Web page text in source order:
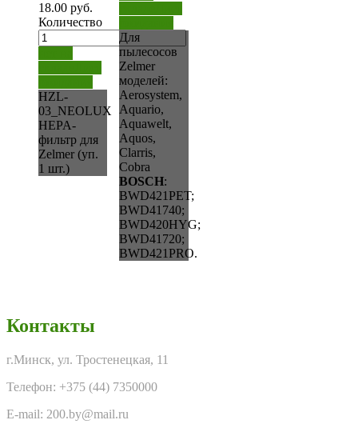
18.00 руб.
Количество
HZL-
03_NEOLUX
HEPA-
фильтр для
Zelmer (уп.
1 шт.)
Для
пылесосов
Zelmer
моделей:
Aerosystem,
Aquario,
Aquawelt,
Aquos,
Clarris,
Cobra
BOSCH:
BWD421PET;
BWD41740;
BWD420HYG;
BWD41720;
BWD421PRO.
Контакты
г.Минск, ул. Тростенецкая, 11
Телефон: +375 (44) 7350000
E-mail: 200.by@mail.ru